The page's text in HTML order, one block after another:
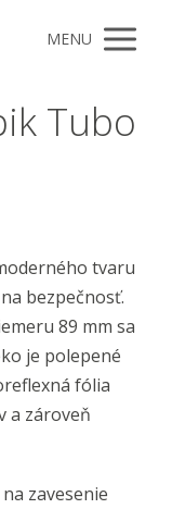
MENU
Tubo
tvaru
bezpečnosť.
89 mm sa
je polepené
fólia
a zároveň
zavesenie